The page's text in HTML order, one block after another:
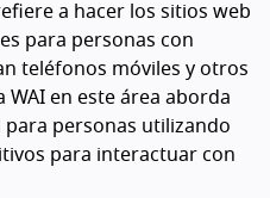
a hacer los sitios web
para personas con
teléfonos móviles y otros
WAI en este área aborda
personas utilizando
para interactuar con